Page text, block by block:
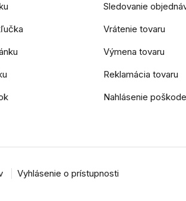
Sledovanie
Vrátenie tovaru
Výmena tovaru
Reklamácia tovaru
Nahlásenie
Vyhlásenie o prístupnosti